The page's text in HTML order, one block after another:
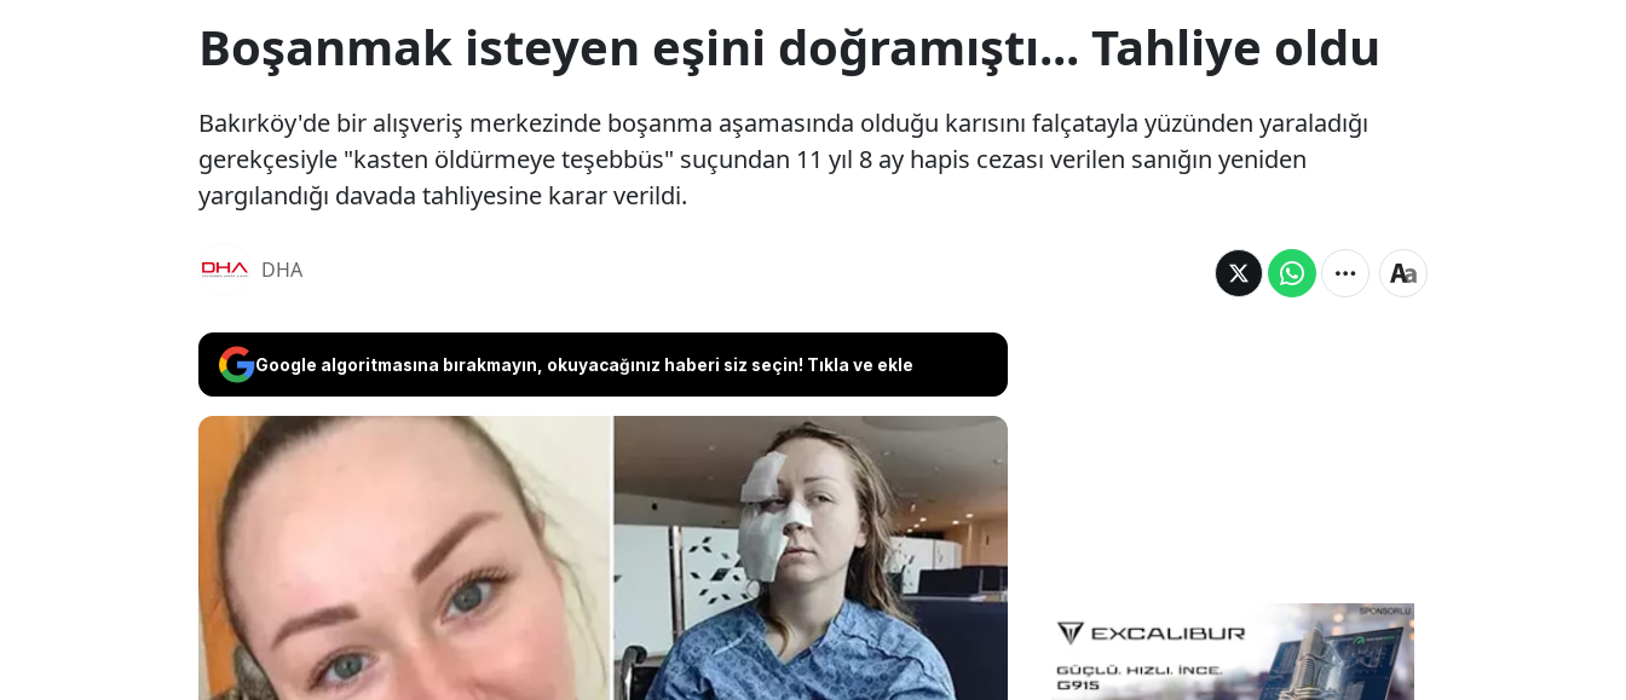
Boşanmak isteyen eşini doğramıştı... Tahliye oldu
Bakırköy'de bir alışveriş merkezinde boşanma aşamasında olduğu karısını falçatayla yüzünden yaraladığı
gerekçesiyle "kasten öldürmeye teşebbüs" suçundan 11 yıl 8 ay hapis cezası verilen sanığın yeniden
yargılandığı davada tahliyesine karar verildi.
DHA
Google algoritmasına bırakmayın, okuyacağınız haberi siz seçin! Tıkla ve ekle
Bakırköy'de bir alışveriş merkezinde boşanma aşamasında
olduğu karısını falçatayla yüzünden yaraladığı gerekçesiyle
"kasten öldürmeye teşebbüs" suçundan 11 yıl 8 ay hapis cezası
verilen sanığın yeniden yargılandığı davada tahliyesine karar